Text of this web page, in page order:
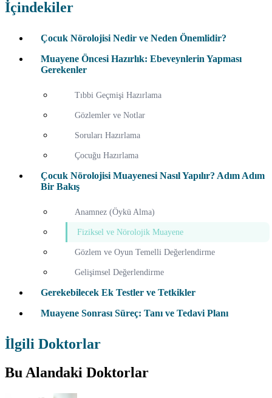
İçindekiler
Çocuk Nörolojisi Nedir ve Neden Önemlidir?
Muayene Öncesi Hazırlık: Ebeveynlerin Yapması
Gerekenler
Tıbbi Geçmişi Hazırlama
Gözlemler ve Notlar
Soruları Hazırlama
Çocuğu Hazırlama
Çocuk Nörolojisi Muayenesi Nasıl Yapılır? Adım Adım
Bir Bakış
Anamnez (Öykü Alma)
Fiziksel ve Nörolojik Muayene
Gözlem ve Oyun Temelli Değerlendirme
Gelişimsel Değerlendirme
Gerekebilecek Ek Testler ve Tetkikler
Muayene Sonrası Süreç: Tanı ve Tedavi Planı
İlgili Doktorlar
Bu Alandaki Doktorlar